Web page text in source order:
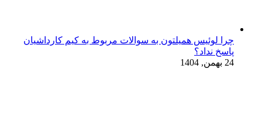
چرا لوئیس همیلتون به سوالات مربوط به کیم کارداشیان
پاسخ نداد؟
24 بهمن, 1404